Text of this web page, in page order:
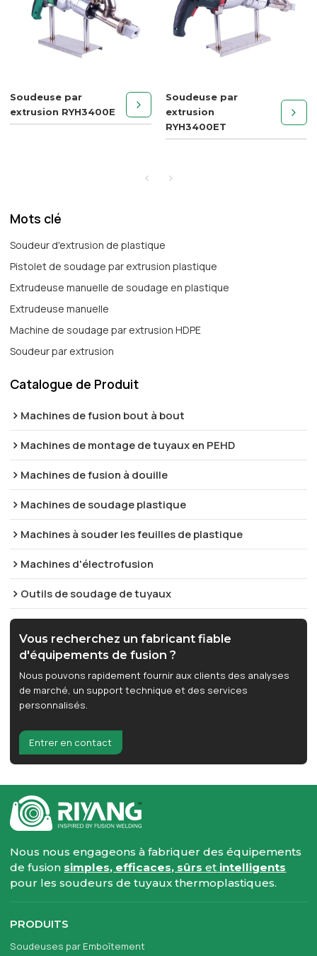
Soudeuse par
extrusion RYH3400E
Soudeuse par
extrusion
RYH3400ET
Mots clé
Soudeur d'extrusion de plastique
Pistolet de soudage par extrusion plastique
Extrudeuse manuelle de soudage en plastique
Extrudeuse manuelle
Machine de soudage par extrusion HDPE
Soudeur par extrusion
Catalogue de Produit
Machines de fusion bout à bout
Machines de montage de tuyaux en PEHD
Machines de fusion à douille
Machines de soudage plastique
Machines à souder les feuilles de plastique
Machines d'électrofusion
Outils de soudage de tuyaux
Vous recherchez un fabricant fiable
d'équipements de fusion ?
Nous pouvons rapidement fournir aux clients des analyses
de marché, un support technique et des services
personnalisés.
Entrer en contact
Nous nous engageons à fabriquer des équipements
de fusion simples, efficaces, sûrset intelligents
pour les soudeurs de tuyaux thermoplastiques.
PRODUITS
Soudeuses par Emboîtement